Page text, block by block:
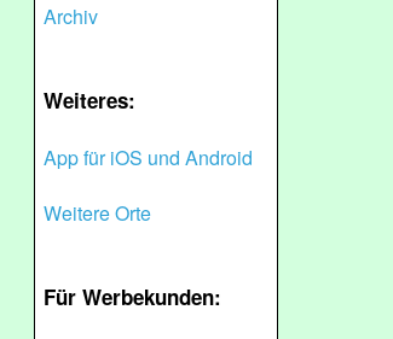
Archiv
Weiteres:
App für iOS und Android
Weitere Orte
Für Werbekunden: